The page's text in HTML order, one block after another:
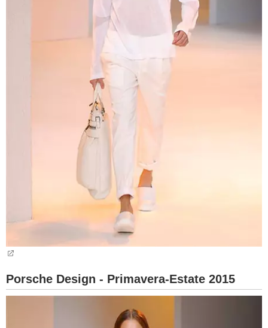
Porsche Design - Primavera-Estate 2015